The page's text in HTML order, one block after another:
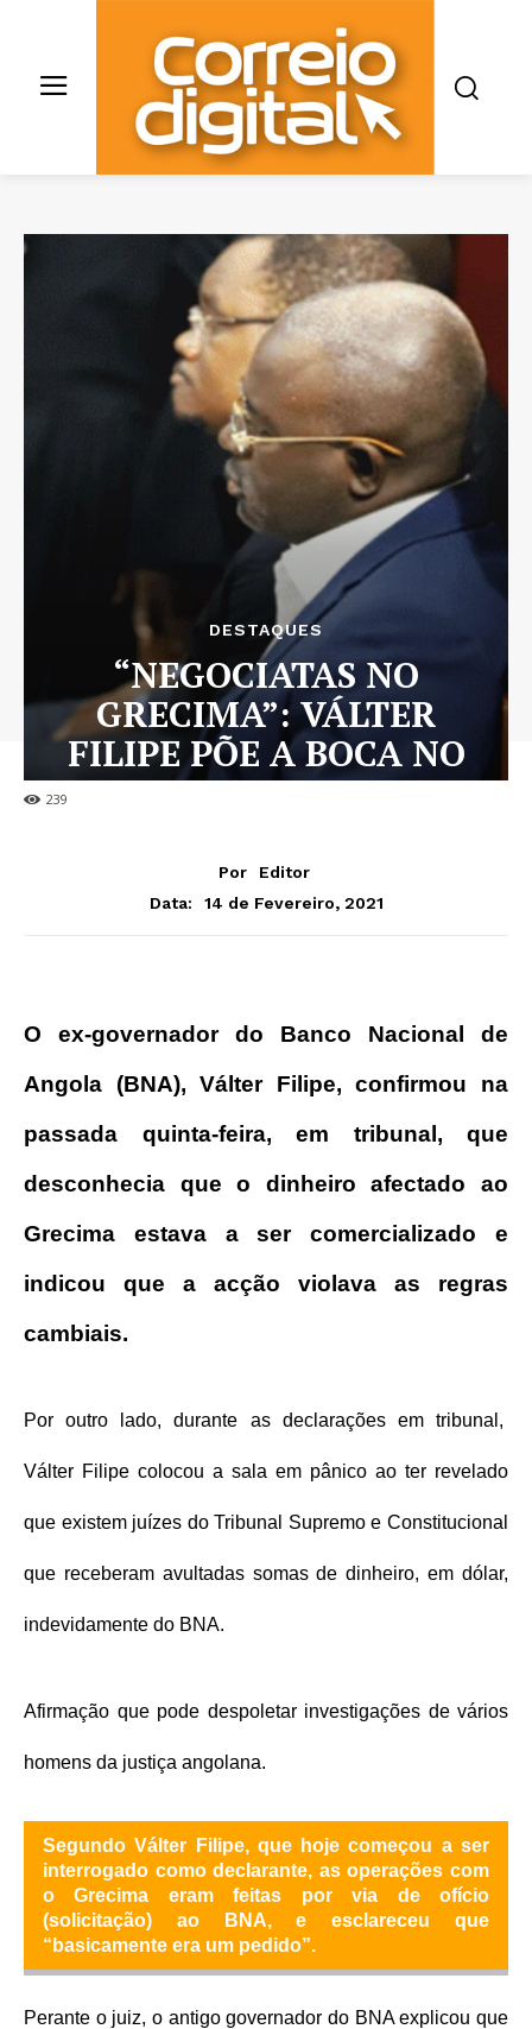
239
DESTAQUES
“NEGOCIATAS NO
GRECIMA”: VÁLTER
FILIPE PÕE A BOCA NO
TROMBONE
Por
Editor
Data:
14 de Fevereiro, 2021
O ex-governador do Banco Nacional de
Angola (BNA), Válter Filipe, confirmou na
passada quinta-feira, em tribunal, que
desconhecia que o dinheiro afectado ao
Grecima estava a ser comercializado e
indicou que a acção violava as regras
cambiais.
Por outro lado, durante as declarações em tribunal,
Válter Filipe colocou a sala em pânico ao ter revelado
que existem juízes do Tribunal Supremo e Constitucional
que receberam avultadas somas de dinheiro, em dólar,
indevidamente do BNA.
Afirmação que pode despoletar investigações de vários
homens da justiça angolana.
Segundo Válter Filipe, que hoje começou a ser
interrogado como declarante, as operações com
o Grecima eram feitas por via de ofício
(solicitação) ao BNA, e esclareceu que
“basicamente era um pedido”.
Perante o juiz, o antigo governador do BNA explicou que